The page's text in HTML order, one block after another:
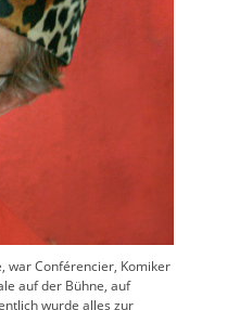
war Conférencier, Komiker
auf der Bühne, auf
wurde alles zur